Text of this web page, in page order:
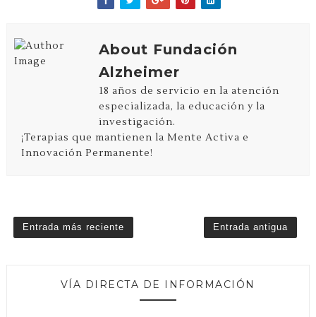
About Fundación
Alzheimer
18 años de servicio en la atención
especializada, la educación y la
investigación.
¡Terapias que mantienen la Mente Activa e
Innovación Permanente!
Entrada más reciente Entrada antigua
VÍA DIRECTA DE INFORMACIÓN